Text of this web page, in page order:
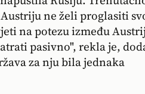
ne želi proglasiti
na potezu između
pasivno", rekla je,
za nju bila jednaka